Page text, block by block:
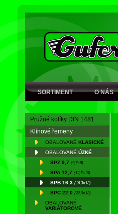
SORTIMENT O NÁS
Pružné kolíky DIN 1481
Klínové řemeny
OBALOVANÉ KLASICKÉ
OBALOVANÉ ÚZKÉ
SPZ 9,7 (9,7×8)
SPA 12,7 (12,7×10)
SPB 16,3 (16,3×13)
SPC 22,0 (22,0×18)
OBALOVANÉ
VARIÁTOROVÉ